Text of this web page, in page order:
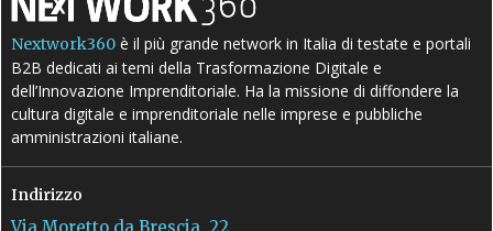
Nextwork360 è il più grande network in Italia di testate e portali
B2B dedicati ai temi della Trasformazione Digitale e
dell’Innovazione Imprenditoriale. Ha la missione di diffondere la
cultura digitale e imprenditoriale nelle imprese e pubbliche
amministrazioni italiane.
Indirizzo
Via Moretto da Brescia, 22